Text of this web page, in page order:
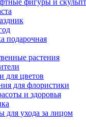
фигуры и
подарочная
растения
для цветов
для флористики
и здоровья
для ухода за лицом